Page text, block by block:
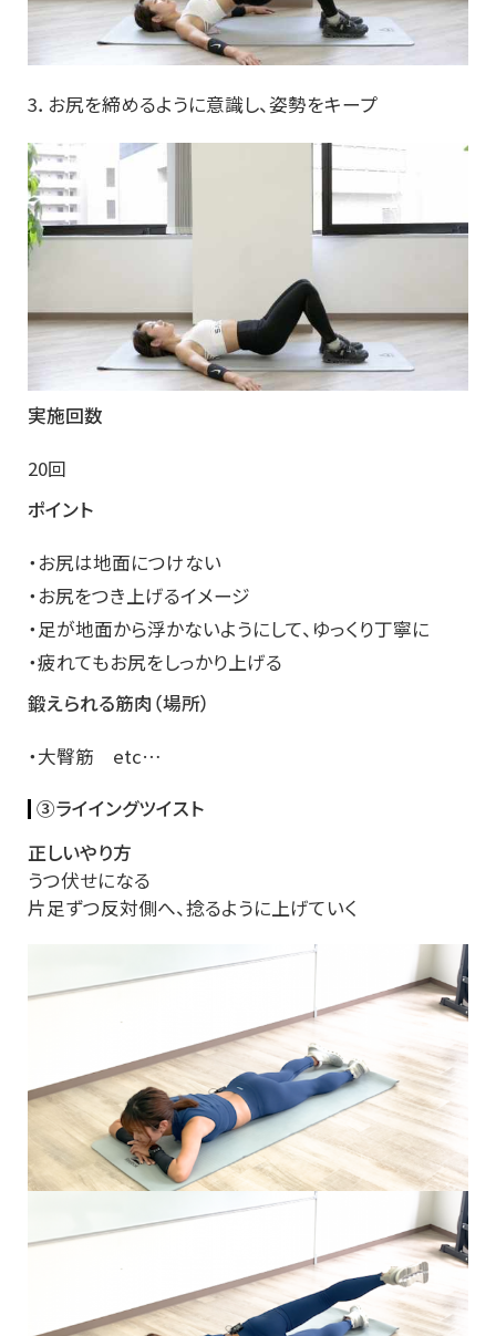
3．お尻を締めるように意識し、姿勢をキープ
実施回数
20回
ポイント
・お尻は地面につけない
・お尻をつき上げるイメージ
・足が地面から浮かないようにして、ゆっくり丁寧に
・疲れてもお尻をしっかり上げる
鍛えられる筋肉（場所）
・大臀筋 etc…
③ライイングツイスト
正しいやり方
うつ伏せになる
片足ずつ反対側へ、捻るように上げていく